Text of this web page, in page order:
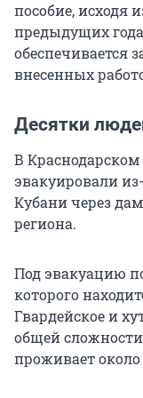
пособие, исходя
предыдущих
обеспечивается
внесенных
Десятки
В
эвакуировали
Кубани через
региона.
Под эвакуацию
которого
Гвардейское и
общей
проживает около